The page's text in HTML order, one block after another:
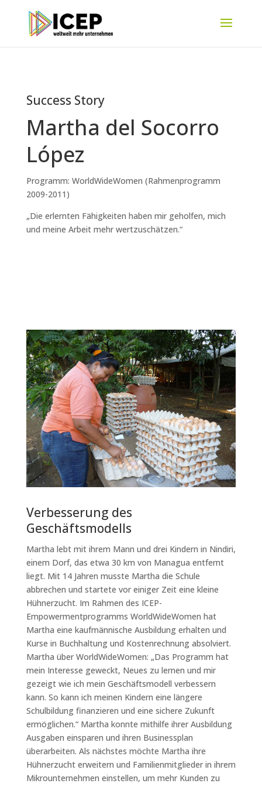
Success Story
Martha del Socorro
López
Programm: WorldWideWomen (Rahmenprogramm
2009-2011)
„Die erlernten Fähigkeiten haben mir geholfen, mich
und meine Arbeit mehr wertzuschätzen.“
Verbesserung des
Geschäftsmodells
Martha lebt mit ihrem Mann und drei Kindern in Nindiri,
einem Dorf, das etwa 30 km von Managua entfernt
liegt. Mit 14 Jahren musste Martha die Schule
abbrechen und startete vor einiger Zeit eine kleine
Hühnerzucht. Im Rahmen des ICEP-
Empowermentprogramms WorldWideWomen hat
Martha eine kaufmännische Ausbildung erhalten und
Kurse in Buchhaltung und Kostenrechnung absolviert.
Martha über WorldWideWomen: „Das Programm hat
mein Interesse geweckt, Neues zu lernen und mir
gezeigt wie ich mein Geschäftsmodell verbessern
kann. So kann ich meinen Kindern eine längere
Schulbildung finanzieren und eine sichere Zukunft
ermöglichen.“ Martha konnte mithilfe ihrer Ausbildung
Ausgaben einsparen und ihren Businessplan
überarbeiten. Als nächstes möchte Martha ihre
Hühnerzucht erweitern und Familienmitglieder in ihrem
Mikrounternehmen einstellen, um mehr Kunden zu